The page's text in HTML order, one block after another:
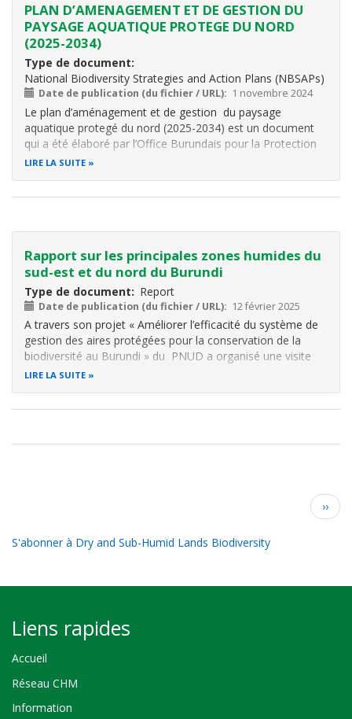
PLAN D’AMENAGEMENT ET DE GESTION DU
PAYSAGE AQUATIQUE PROTEGE DU NORD
(2025-2034)
Type de document
National Biodiversity Strategies and Action Plans (NBSAPs)
Date de publication (du fichier / URL) 1 novembre 2024
Le plan d’aménagement et de gestion du paysage
aquatique protegé du nord (2025-2034) est un document
qui a été élaboré par l’Office Burundais pour la Protection
de l’Environnement (OBPE) et financé par l’Union
LIRE LA SUITE
Rapport sur les principales zones humides du
sud-est et du nord du Burundi
Type de document Report
Date de publication (du fichier / URL) 12 février 2025
A travers son projet « Améliorer l’efficacité du système de
gestion des aires protégées pour la conservation de la
biodiversité au Burundi » du PNUD a organisé une visite
sur terrain dans la Réserve Naturelle de la Malagarazi, le
LIRE LA SUITE
Page
››
S'abonner à Dry and Sub-Humid Lands Biodiversity
Liens rapides
Accueil
Réseau CHM
Information